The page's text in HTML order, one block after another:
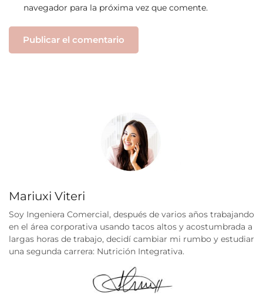
navegador para la próxima vez que comente.
Mariuxi Viteri
Soy Ingeniera Comercial, después de varios años trabajando
en el área corporativa usando tacos altos y acostumbrada a
largas horas de trabajo, decidí cambiar mi rumbo y estudiar
una segunda carrera: Nutrición Integrativa.